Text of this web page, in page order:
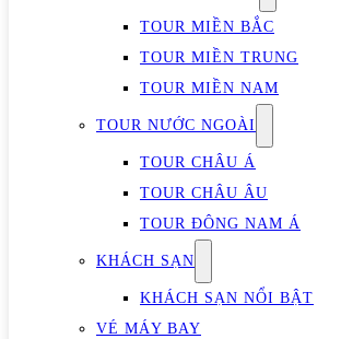
TOUR MIỀN BẮC
TOUR MIỀN TRUNG
TOUR MIỀN NAM
TOUR NƯỚC NGOÀI
TOUR CHÂU Á
TOUR CHÂU ÂU
TOUR ĐÔNG NAM Á
KHÁCH SẠN
KHÁCH SẠN NỔI BẬT
VÉ MÁY BAY